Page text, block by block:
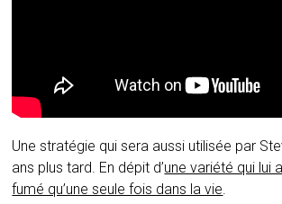
Une stratégie qui sera aussi utilisée par
ans plus tard. En dépit d’une variété qui lui
fumé qu’une seule fois dans la vie.